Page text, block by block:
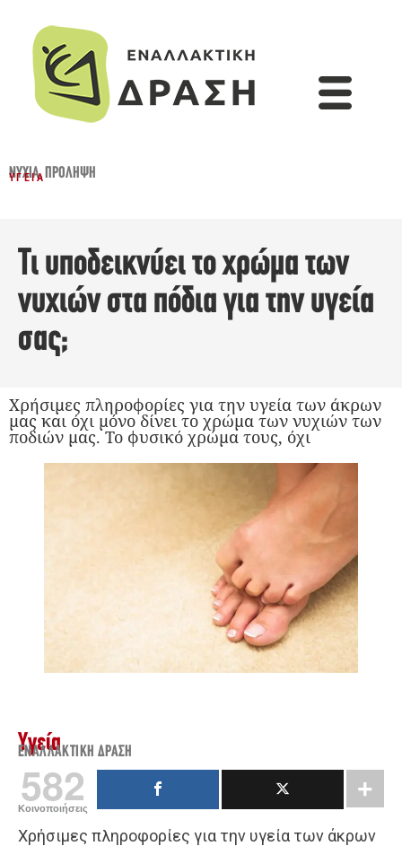
ΝΎΧΙΑ,ΠΡΌΛΗΨΗ
ΥΓΕΊΑ
Τι υποδεικνύει το χρώμα των
νυχιών στα πόδια για την υγεία
σας;
Χρήσιμες πληροφορίες για την υγεία των άκρων
μας και όχι μόνο δίνει το χρώμα των νυχιών των
ποδιών μας. Το φυσικό χρώμα τους, όχι
Υγεία
ΕΝΑΛΛΑΚΤΙΚΉ ΔΡΆΣΗ
582
Κοινοποιήσεις
Χρήσιμες πληροφορίες για την υγεία των άκρων